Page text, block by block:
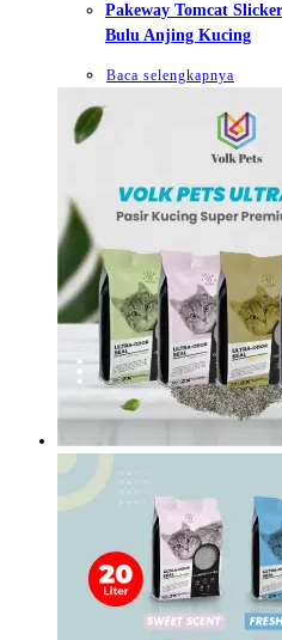
Pakeway Tomcat
Bulu Anjing Kucing
Baca selengkapnya